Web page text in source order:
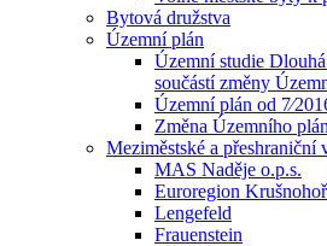
Bytová družstva
Územní plán
Územní studie
součástí změny
Územní plán od
Změna Územního
Meziměstské a přeshraniční
MAS Naděje o.p.s.
Euroregion
Lengefeld
Frauenstein